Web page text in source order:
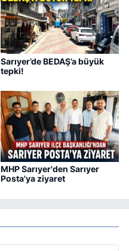
Sarıyer’de BEDAŞ’a büyük
tepki!
MHP Sarıyer'den Sarıyer
Posta'ya ziyaret